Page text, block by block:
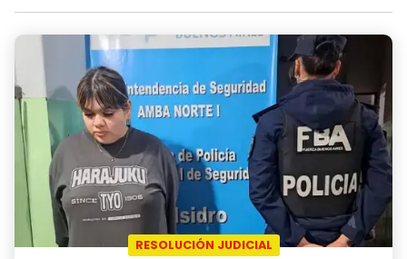
RESOLUCIÓN JUDICIAL